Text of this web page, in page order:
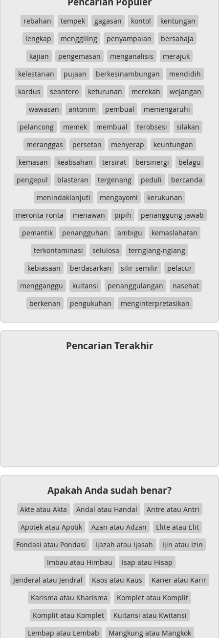
rebahan tempek gagasan kontol
kentungan
lengkap
menggiling penyampaian
bersahaja
kajian
pengemasan menganalisis
merajuk
kelestarian
pujaan berkesinambungan
mendidih
kardus
seantero keturunan merekah
wejangan
wawasan
antonim pembual
memengaruhi
pelancong
memek membual terobsesi
silakan
meranggas
persetan menyerap
keuntungan
kemasan
keabsahan tersirat bersinergi
belagu
pengepul
blasteran tergenang peduli
bercanda
menindaklanjuti
mengayomi
kerukunan
meronta-ronta
menawan pipih
penanggung jawab
pemantik
penangguhan ambigu
kemaslahatan
terkontaminasi
selulosa
terngiang-ngiang
kebiasaan
berdasarkan silir-semilir
pelacur
mengganggu
kuitansi penanggulangan
nasehat
berkenan
pengukuhan menginterpretasikan
Pencarian Terakhir
Apakah Anda sudah benar?
Akte atau Akta Andal atau Handal
Antre atau Antri
Apotek atau Apotik
Azan atau Adzan
Elite atau Elit
Fondasi atau Pondasi
Ijazah atau Ijasah
Ijin atau Izin
Imbau atau Himbau
Isap atau Hisap
Jenderal atau Jendral
Kaos atau Kaus
Karier atau Karir
Karisma atau Kharisma
Komplet atau Komplit
Komplit atau Komplet
Kuitansi atau Kwitansi
Lembap atau Lembab
Mangkung atau Mangkok